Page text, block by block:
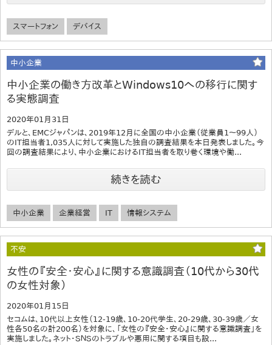
スマートフォン デバイス
中小企業
中小企業の働き方改革とWindows10への移行に関す
る実態調査
2020年01月31日
デルと、EMCジャパンは、2019年12月に全国の中小企業（従業員1～99人）
のIT担当者1,035人に対して実施した独自の調査結果を本日発表しました。今
回の調査結果により、中小企業におけるIT担当者を取り巻く環境や働...
続きを読む
中小企業 企業経営 IT 情報システム
不安
女性の『安全・安心』に関する意識調査（10代から30代
の女性対象）
2020年01月15日
セコムは、10代以上女性（12-19歳、10-20代学生、20-29歳、30-39歳／女
性各50名の計200名）を対象に、「女性の『安全・安心』に関する意識調査」を
実施しました。ネット・ＳＮＳのトラブルや悪用に関する項目も設...